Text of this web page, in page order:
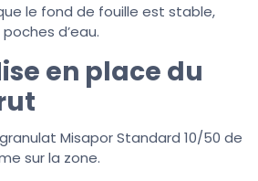
le fond de fouille est stable,
d’eau.
en place du
Misapor Standard 10/50 de
sur la zone.